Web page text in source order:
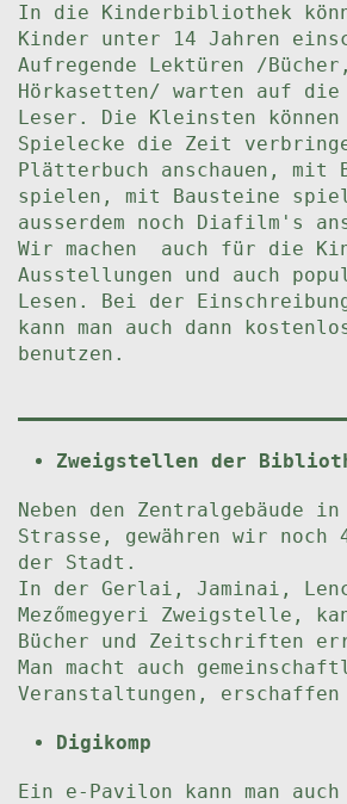
In die Kinderbibliothek
Kinder unter 14 Jahren
Aufregende Lektüren /
Hörkasetten/ warten auf die
Leser. Die Kleinsten
Spielecke die Zeit
Plätterbuch anschauen, mit
spielen, mit Bausteine
ausserdem noch Diafilm's
Wir machen auch für die
Ausstellungen und auch
Lesen. Bei der
kann man auch dann
benutzen.
Zweigstellen der
Neben den Zentralgebäude
Strasse, gewähren wir
der Stadt.
In der Gerlai, Jaminai,
Mezőmegyeri Zweigstelle,
Bücher und Zeitschriften
Man macht auch
Veranstaltungen,
Digikomp
Ein e-Pavilon kann man